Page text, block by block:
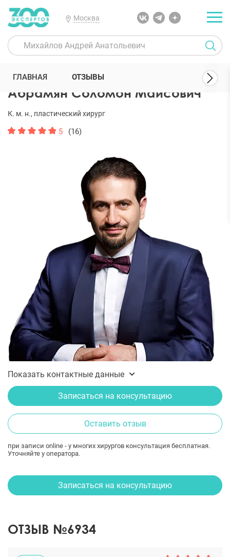
Москва
300 Экспертов Пластические хирурги Абрамян Соломон
Абрамян Соломон Маисович
К. м. н., пластический хирург
5 (16)
Показать контактные данные
Записаться на консультацию
Оставить отзыв
при записи online - у многих хирургов консультация бесплатная.
Уточняйте у оператора.
ГЛАВНАЯ ОТЗЫВЫ
Записаться на консультацию
ОТЗЫВ №6934